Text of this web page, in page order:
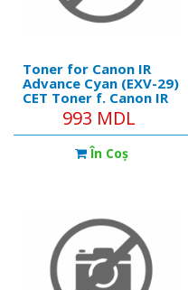
Toner for Canon IR
Advance Cyan (EXV-29)
CET Toner f. Canon IR
1018/19/
1020/1022/203 EXV18
993 MDL
În Coş